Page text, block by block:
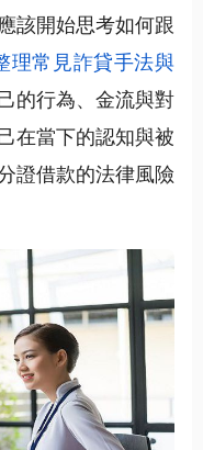
該開始思考如何跟
理常見詐貸手法與
的行為、金流與對
在當下的認知與被
證借款的法律風險